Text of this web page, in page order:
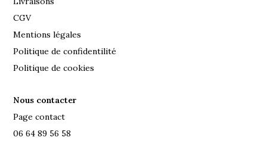
CGV
Mentions légales
Politique de confidentilité
Politique de cookies
Nous contacter
Page contact
06 64 89 56 58